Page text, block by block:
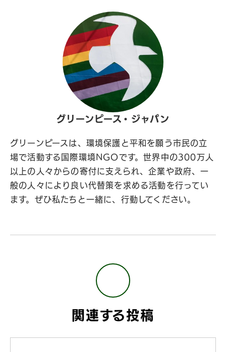
グリーンピース・ジャパン
グリーンピースは、環境保護と平和を願う市民の立
場で活動する国際環境NGOです。世界中の300万人
以上の人々からの寄付に支えられ、企業や政府、一
般の人々により良い代替策を求める活動を行ってい
ます。ぜひ私たちと一緒に、行動してください。
関連する投稿